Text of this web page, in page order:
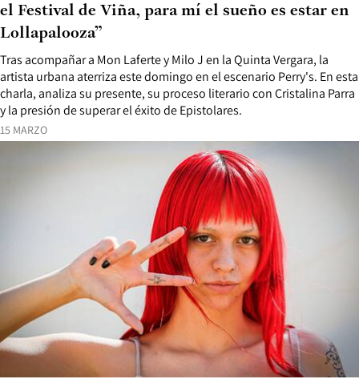
15 MARZO
Tras acompañar a Mon Laferte y Milo J en la Quinta Vergara, la
artista urbana aterriza este domingo en el escenario Perry's. En esta
charla, analiza su presente, su proceso literario con Cristalina Parra
y la presión de superar el éxito de Epistolares.
el Festival de Viña, para mí el sueño es estar en
Lollapalooza”